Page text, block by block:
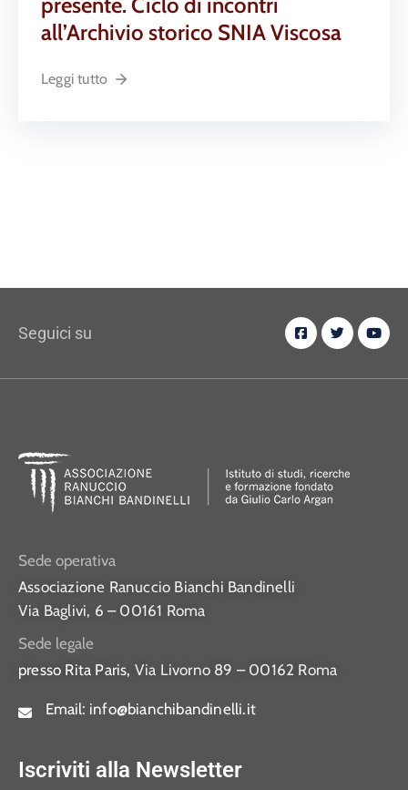
all’Archivio storico SNIA Viscosa
Leggi tutto
Seguici su
Sede operativa
Associazione Ranuccio Bianchi Bandinelli
Via Baglivi, 6 – 00161 Roma
Sede legale
presso Rita Paris, Via Livorno 89 – 00162 Roma
Email: info@bianchibandinelli.it
Iscriviti alla Newsletter